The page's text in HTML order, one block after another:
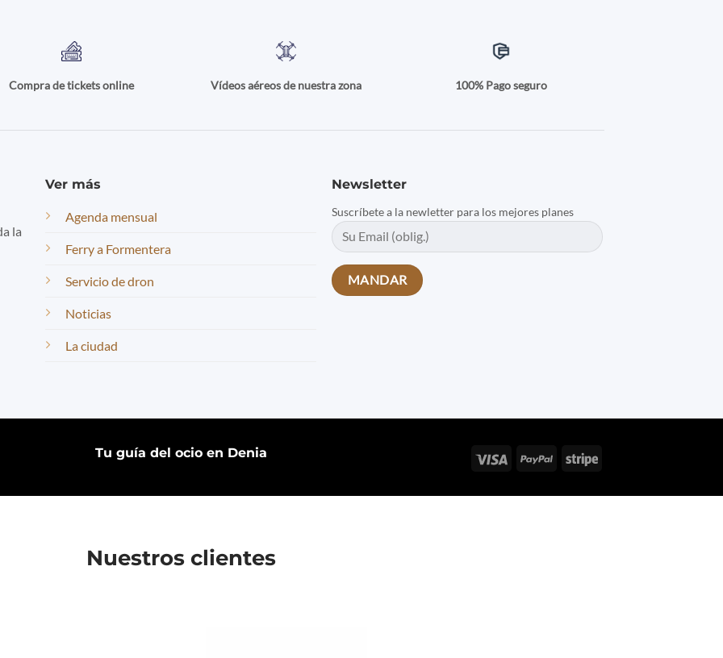
Compra de tickets online Vídeos aéreos de nuestra zona 100% Pago seguro
la
Ver más
Agenda mensual
Ferry a Formentera
Servicio de dron
Noticias
La ciudad
Newsletter
Suscríbete a la newletter para los mejores planes
Tu guía del ocio en Denia Visa PayPal Stripe
Nuestros clientes